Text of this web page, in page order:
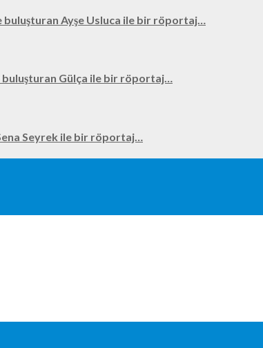
buluşturan Ayşe Usluca ile bir röportaj…
buluşturan Gülça ile bir röportaj…
Seyrek ile bir röportaj…